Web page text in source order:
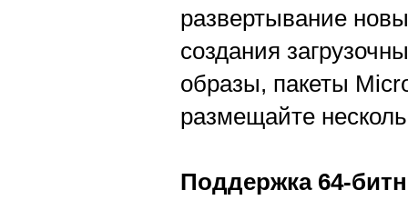
развертывание
создания
образы, пакеты
размещайте
Поддержка 64-